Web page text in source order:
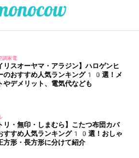
調家電
リスオーヤマ・アラジン】ハロゲンヒ
のおすすめ人気ランキング10選！メ
やデメリット、電気代なども
リ・無印・しまむら】こたつ布団カバ
すすめ人気ランキング10選！おしゃ
方形・長方形に分けて紹介